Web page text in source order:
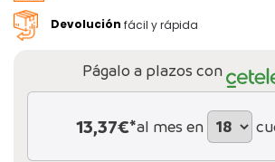
Devolución fácil y rápida
Págalo a plazos con
13,37€*al mes en